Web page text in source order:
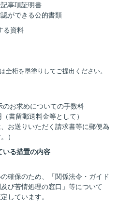
事項証明書
ができる公的書類
る資料
全桁を墨塗りしてご提出ください。
お求めについての手数料
書留郵送料金等として）
お送りいただく請求書等に郵便為
）
いる措置の内容
確保のため、「関係法令・ガイド
び苦情処理の窓口」等について
しています。